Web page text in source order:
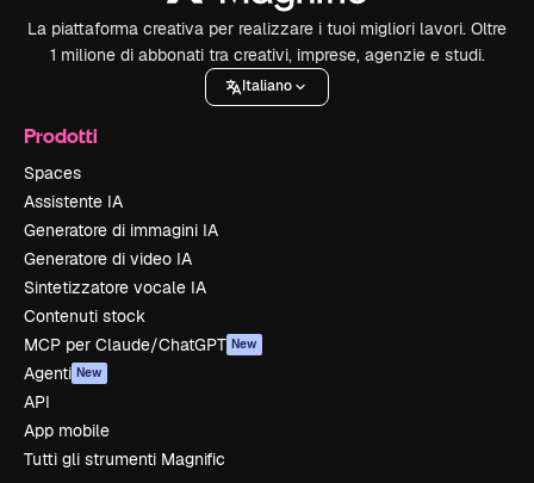
La piattaforma creativa per realizzare i tuoi migliori lavori. Oltre
1 milione di abbonati tra creativi, imprese, agenzie e studi.
Italiano
Prodotti
Spaces
Assistente IA
Generatore di immagini IA
Generatore di video IA
Sintetizzatore vocale IA
Contenuti stock
MCP per Claude/ChatGPT New
Agenti New
API
App mobile
Tutti gli strumenti Magnific